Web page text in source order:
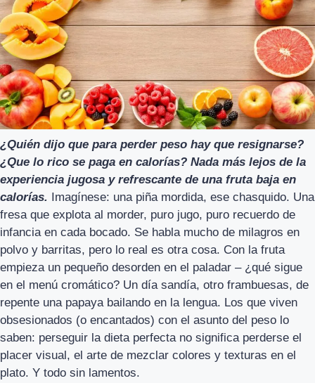
¿Quién dijo que para perder peso hay que resignarse?
¿Que lo rico se paga en calorías? Nada más lejos de la
experiencia jugosa y refrescante de una fruta baja en
calorías. Imagínese: una piña mordida, ese chasquido. Una
fresa que explota al morder, puro jugo, puro recuerdo de
infancia en cada bocado. Se habla mucho de milagros en
polvo y barritas, pero lo real es otra cosa. Con la fruta
empieza un pequeño desorden en el paladar – ¿qué sigue
en el menú cromático? Un día sandía, otro frambuesas, de
repente una papaya bailando en la lengua. Los que viven
obsesionados (o encantados) con el asunto del peso lo
saben: perseguir la dieta perfecta no significa perderse el
placer visual, el arte de mezclar colores y texturas en el
plato. Y todo sin lamentos.